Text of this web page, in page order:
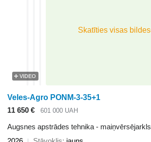
VIDEO
Veles-Agro PONM-3-35+1
11 650 €
601 000 UAH
Augsnes apstrādes tehnika - maiņvērsējarkls